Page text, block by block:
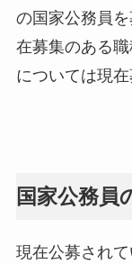
の国家公務員
在募集のある
については現在
国家公務員
現在公募され